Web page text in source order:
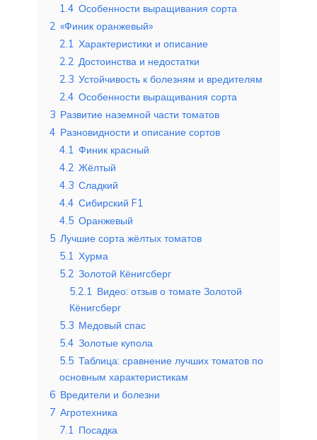
1.4 Особенности выращивания сорта
2 «Финик оранжевый»
2.1 Характеристики и описание
2.2 Достоинства и недостатки
2.3 Устойчивость к болезням и вредителям
2.4 Особенности выращивания сорта
3 Развитие наземной части томатов
4 Разновидности и описание сортов
4.1 Финик красный
4.2 Жёлтый
4.3 Сладкий
4.4 Сибирский F1
4.5 Оранжевый
5 Лучшие сорта жёлтых томатов
5.1 Хурма
5.2 Золотой Кёнигсберг
5.2.1 Видео: отзыв о томате Золотой
Кёнигсберг
5.3 Медовый спас
5.4 Золотые купола
5.5 Таблица: сравнение лучших томатов по
основным характеристикам
6 Вредители и болезни
7 Агротехника
7.1 Посадка